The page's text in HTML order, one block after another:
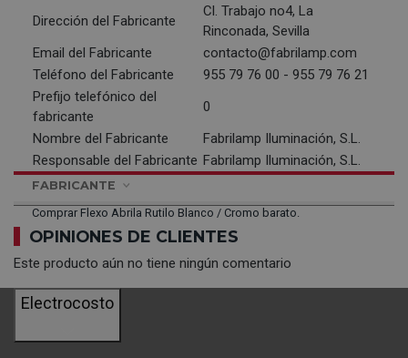
Dirección del Fabricante
Cl. Trabajo no4, La
Rinconada, Sevilla
Email del Fabricante
contacto@fabrilamp.com
Teléfono del Fabricante
955 79 76 00 - 955 79 76 21
Prefijo telefónico del
fabricante
0
Nombre del Fabricante
Fabrilamp Iluminación, S.L.
Responsable del Fabricante Fabrilamp Iluminación, S.L.
FABRICANTE
Comprar Flexo Abrila Rutilo Blanco / Cromo barato.
OPINIONES DE CLIENTES
Este producto aún no tiene ningún comentario
Electrocosto